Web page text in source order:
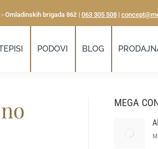
- Omladinskih brigada 86ž | 063 305 508 |
PODOVI BLOG
MEGA